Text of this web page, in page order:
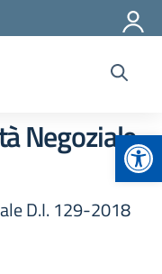
Negoziale
D.I. 129-2018